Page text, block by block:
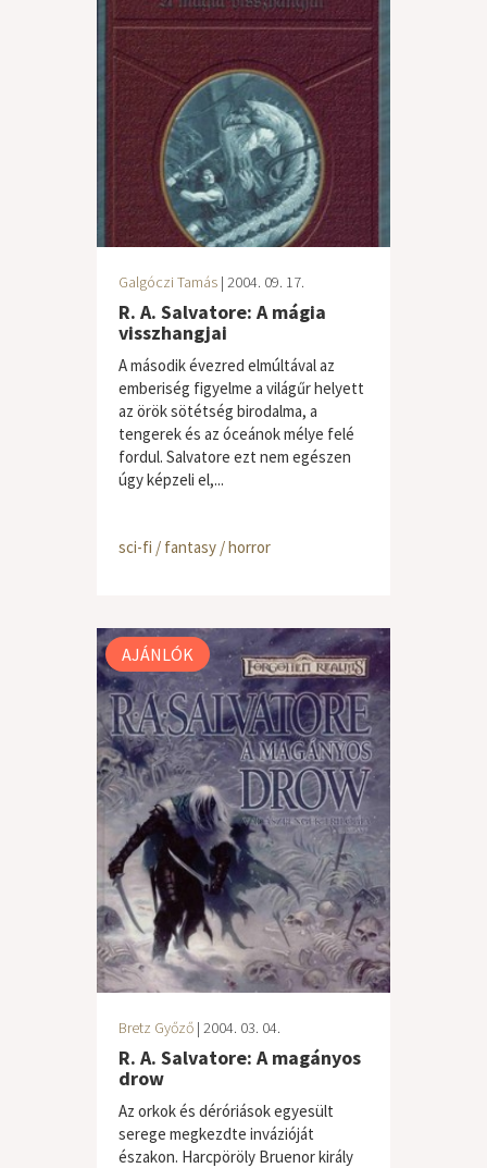
Galgóczi Tamás | 2004. 09. 17.
R. A. Salvatore: A mágia
visszhangjai
A második évezred elmúltával az
emberiség figyelme a világűr helyett
az örök sötétség birodalma, a
tengerek és az óceánok mélye felé
fordul. Salvatore ezt nem egészen
úgy képzeli el,...
sci-fi / fantasy / horror
AJÁNLÓK
Bretz Győző | 2004. 03. 04.
R. A. Salvatore: A magányos
drow
Az orkok és déróriások egyesült
serege megkezdte invázióját
északon. Harcpöröly Bruenor király